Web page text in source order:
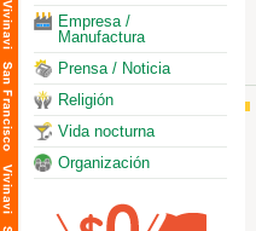
Empresa /
Manufactura
Prensa / Noticia
Religión
Vida nocturna
Organización